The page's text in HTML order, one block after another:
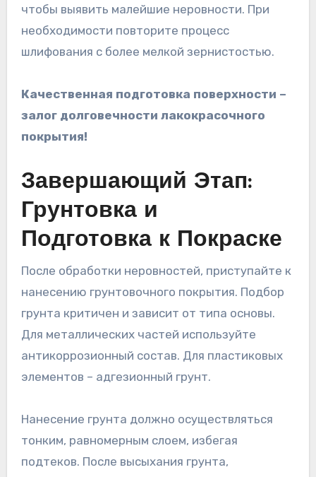
чтобы выявить малейшие неровности. При
необходимости повторите процесс
шлифования с более мелкой зернистостью.
Качественная подготовка поверхности –
залог долговечности лакокрасочного
покрытия!
Завершающий Этап:
Грунтовка и
Подготовка к Покраске
После обработки неровностей, приступайте к
нанесению грунтовочного покрытия. Подбор
грунта критичен и зависит от типа основы.
Для металлических частей используйте
антикоррозионный состав. Для пластиковых
элементов – адгезионный грунт.
Нанесение грунта должно осуществляться
тонким, равномерным слоем, избегая
подтеков. После высыхания грунта,